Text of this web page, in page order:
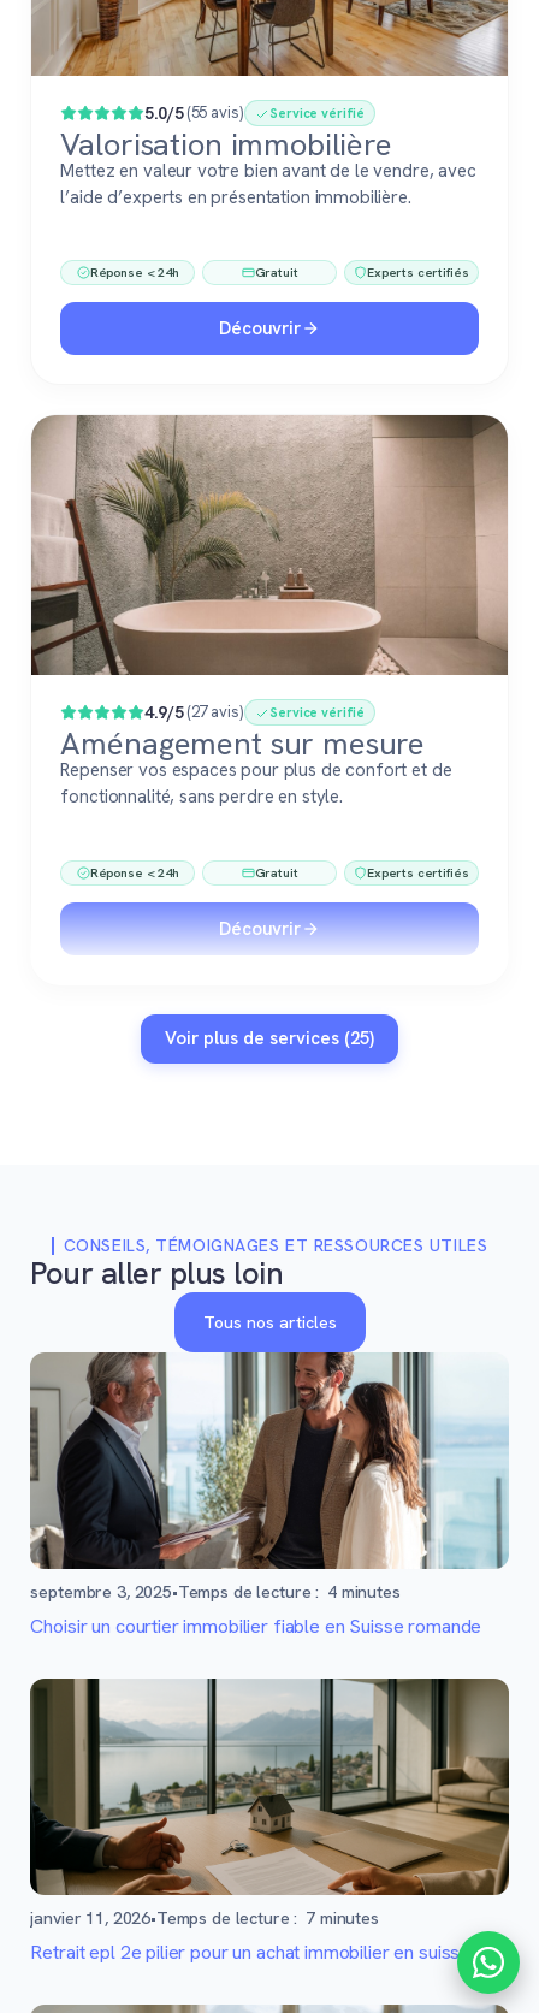
5.0/5(55 avis) Service vérifié
Valorisation immobilière
Mettez en valeur votre bien avant de le vendre, avec
l’aide d’experts en présentation immobilière.
Réponse < 24h Gratuit Experts certifiés
Découvrir
4.9/5(27 avis) Service vérifié
Aménagement sur mesure
Repenser vos espaces pour plus de confort et de
fonctionnalité, sans perdre en style.
Réponse < 24h Gratuit Experts certifiés
Découvrir
Voir plus de services (25)
CONSEILS, TÉMOIGNAGES ET RESSOURCES UTILES
Pour aller plus loin
Tous nos articles
septembre 3, 2025•Temps de lecture : 4minutes
Choisir un courtier immobilier fiable en Suisse romande
janvier 11, 2026•Temps de lecture : 7 minutes
Retrait epl 2e pilier pour un achat immobilier en suisse